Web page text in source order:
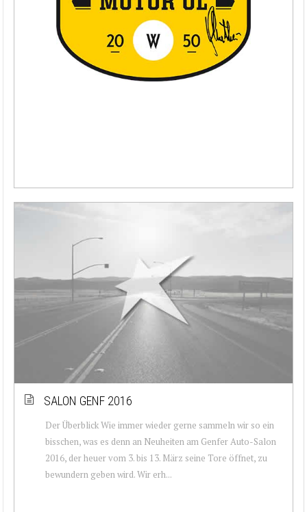
SALON GENF 2016
Der Überblick Wie immer wieder gerne sammeln wir so ein
bisschen, was es denn an Neuheiten am Genfer Auto-Salon
2016, der heuer vom 3. bis 13. März seine Tore öffnet, zu
bewundern geben wird. Wir erh...